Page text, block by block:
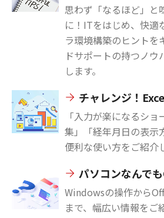
思わず「なるほど」と
に！ITをはじめ、快適
ラ環境構築のヒントを
ドサポートの持つノ
します。
チャレンジ！
「入力が楽になるシ
集」「経年月日の表示
便利な使い方をご紹介
パソコンなんで
Windowsの操作から
まで、幅広い情報をご